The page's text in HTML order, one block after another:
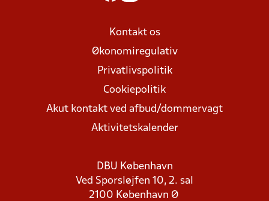
Kontakt os
Økonomiregulativ
Privatlivspolitik
Cookiepolitik
Akut kontakt ved afbud/dommervagt
Aktivitetskalender
DBU København
Ved Sporsløjfen 10, 2. sal
2100 København Ø